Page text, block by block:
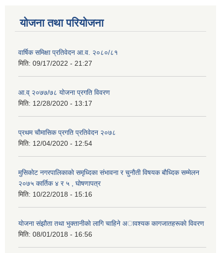
योजना तथा परियोजना
वार्षिक समिक्षा प्रतिवेदन आ.व. २०८०/८१
मिति: 09/17/2022 - 21:27
आ.व् २०७७/७८ योजना प्रगति विवरण
मिति: 12/28/2020 - 13:17
प्रथम चाैमासिक प्रगति प्रतिवेदन २०७८
मिति: 12/04/2020 - 12:54
मुसिकाेट नगरपालिकाकाे समृध्दिका संभावना र चुनाैती विषयक बाैध्दिक सम्मेलन
२०७५ कार्तिक ४ र ५ , घाेषणापत्र
मिति: 10/22/2018 - 15:16
याेजना संझाैता तथा भुक्तानीकाे लागि चाहिने अावश्यक कागजातहरूकाे विवरण
मिति: 08/01/2018 - 16:56